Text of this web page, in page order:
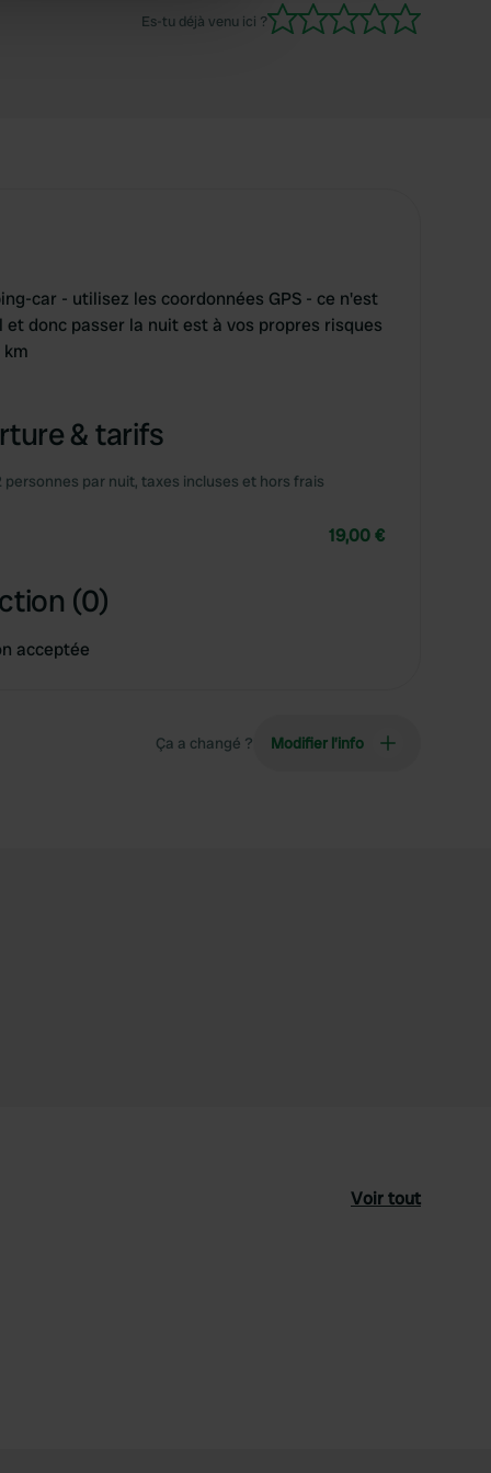
Es-tu déjà venu ici ?
car - utilisez les coordonnées GPS - ce n'est
donc passer la nuit est à vos propres risques
km
& tarifs
par nuit, taxes incluses et hors frais
19,00 €
(0)
acceptée
Ça a changé ? Modifier l’info
Voir tout